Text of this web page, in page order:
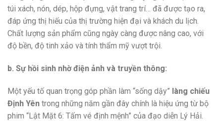
túi xách, nón, dép, hộp đựng, vật trang trí… đã được tạo ra,
đáp ứng thị hiếu của thị trường hiện đại và khách du lịch.
Chất lượng sản phẩm cũng ngày càng được nâng cao, với
độ bền, độ tinh xảo và tính thẩm mỹ vượt trội.
b. Sự hồi sinh nhờ điện ảnh và truyền thông:
Một yếu tố quan trọng góp phần làm “sống dậy” làng chiếu
Định Yên trong những năm gần đây chính là hiệu ứng từ bộ
phim “Lật Mặt 6: Tấm vé định mệnh” của đạo diễn Lý Hải.